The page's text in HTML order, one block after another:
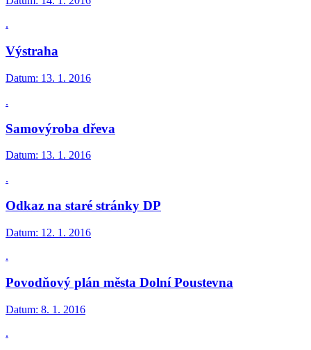
.
Výstraha
Datum: 13. 1. 2016
.
Samovýroba dřeva
Datum: 13. 1. 2016
.
Odkaz na staré stránky DP
Datum: 12. 1. 2016
.
Povodňový plán města Dolní Poustevna
Datum: 8. 1. 2016
.